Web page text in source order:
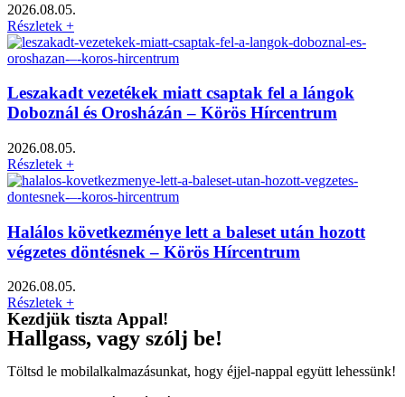
2026.08.05.
Részletek +
Leszakadt vezetékek miatt csaptak fel a lángok
Doboznál és Orosházán – Körös Hírcentrum
2026.08.05.
Részletek +
Halálos következménye lett a baleset után hozott
végzetes döntésnek – Körös Hírcentrum
2026.08.05.
Részletek +
Kezdjük tiszta Appal!
Hallgass, vagy szólj be!
Töltsd le mobilalkalmazásunkat, hogy éjjel-nappal együtt lehessünk!